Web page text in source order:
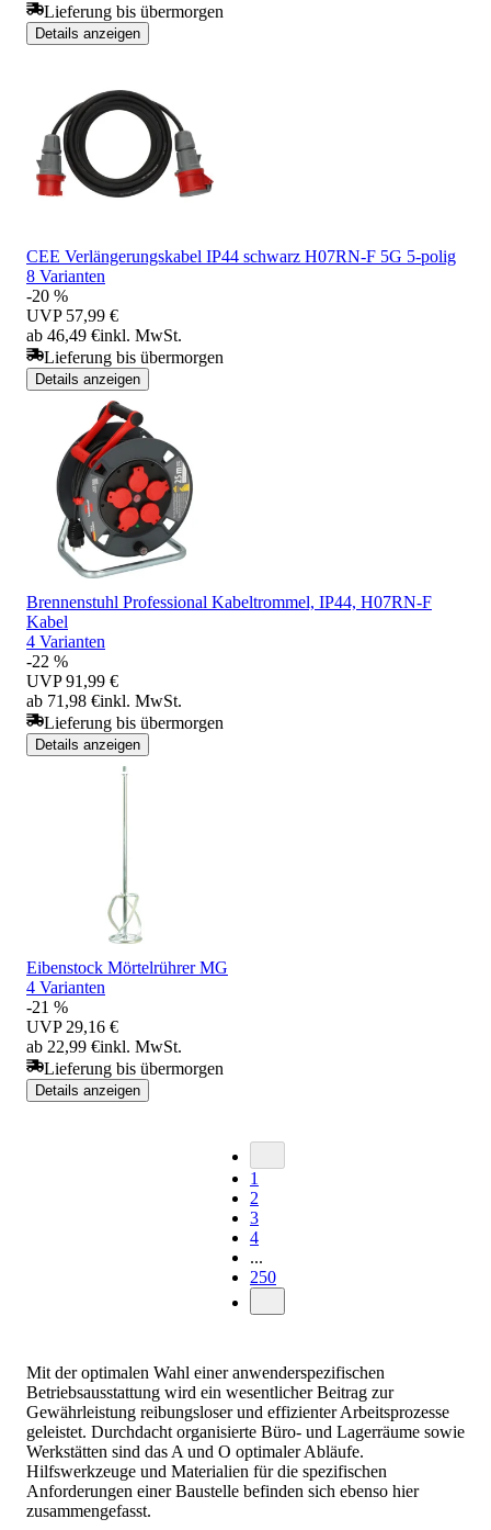
Lieferung bis übermorgen
Details anzeigen
CEE Verlängerungskabel IP44 schwarz H07RN-F 5G 5-polig
8 Varianten
-20 %
UVP 57,99 €
ab 46,49 €inkl. MwSt.
Lieferung bis übermorgen
Details anzeigen
Brennenstuhl Professional Kabeltrommel, IP44, H07RN-F
Kabel
4 Varianten
-22 %
UVP 91,99 €
ab 71,98 €inkl. MwSt.
Lieferung bis übermorgen
Details anzeigen
Eibenstock Mörtelrührer MG
4 Varianten
-21 %
UVP 29,16 €
ab 22,99 €inkl. MwSt.
Lieferung bis übermorgen
Details anzeigen
1
2
3
4
...
250
Mit der optimalen Wahl einer anwenderspezifischen
Betriebsausstattung wird ein wesentlicher Beitrag zur
Gewährleistung reibungsloser und effizienter Arbeitsprozesse
geleistet. Durchdacht organisierte Büro- und Lagerräume sowie
Werkstätten sind das A und O optimaler Abläufe.
Hilfswerkzeuge und Materialien für die spezifischen
Anforderungen einer Baustelle befinden sich ebenso hier
zusammengefasst.